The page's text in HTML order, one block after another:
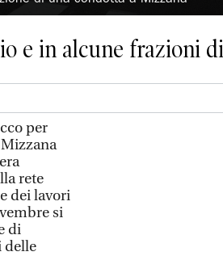
e in alcune frazioni
per
rete
dei lavori
si
di
delle